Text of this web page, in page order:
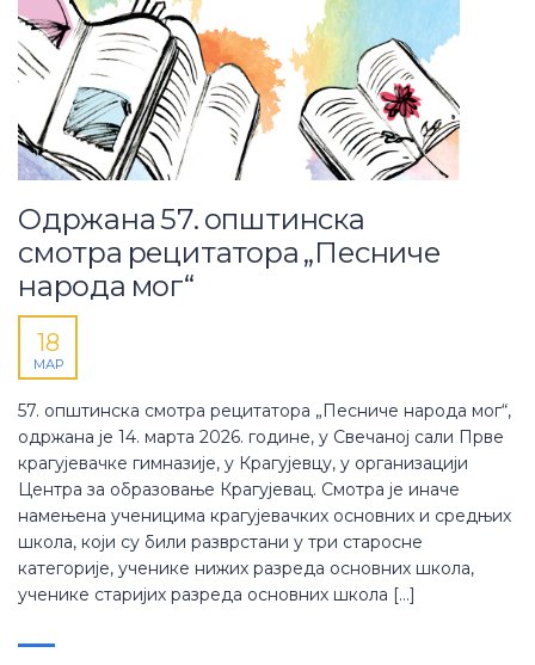
Одржана 57. општинска
смотра рецитатора „Песниче
народа мог“
18
МАР
57. општинска смотра рецитатора „Песниче народа мог“,
одржана је 14. марта 2026. године, у Свечаној сали Прве
крагујевачке гимназије, у Крагујевцу, у организацији
Центра за образовање Крагујевац. Смотра је иначе
намењена ученицима крагујевачких основних и средњих
школа, који су били разврстани у три старосне
категорије, ученике нижих разреда основних школа,
ученике старијих разреда основних школа […]